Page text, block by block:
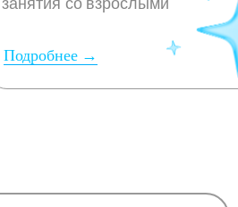
занятия со взрослыми
Подробнее →